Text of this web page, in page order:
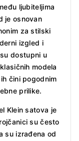
ljubiteljima
je osnovan
za stilski
izgled i
dostupni u
modela
čini pogodnim
prilike.
Klein satova je
su često
su izrađena od